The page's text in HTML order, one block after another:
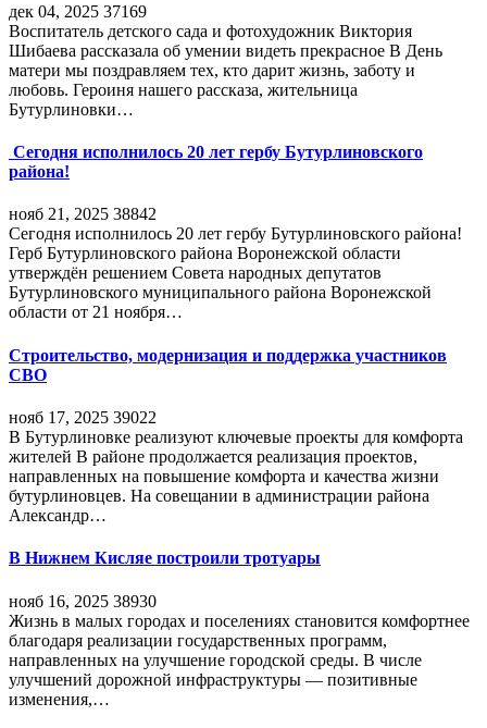
дек 04, 2025 37169
Воспитатель детского сада и фотохудожник Виктория
Шибаева рассказала об умении видеть прекрасное В День
матери мы поздравляем тех, кто дарит жизнь, заботу и
любовь. Героиня нашего рассказа, жительница
Бутурлиновки…
Сегодня исполнилось 20 лет гербу Бутурлиновского
района!
нояб 21, 2025 38842
Сегодня исполнилось 20 лет гербу Бутурлиновского района!
Герб Бутурлиновского района Воронежской области
утверждён решением Совета народных депутатов
Бутурлиновского муниципального района Воронежской
области от 21 ноября…
Строительство, модернизация и поддержка участников
СВО
нояб 17, 2025 39022
В Бутурлиновке реализуют ключевые проекты для комфорта
жителей В районе продолжается реализация проектов,
направленных на повышение комфорта и качества жизни
бутурлиновцев. На совещании в администрации района
Александр…
В Нижнем Кисляе построили тротуары
нояб 16, 2025 38930
Жизнь в малых городах и поселениях становится комфортнее
благодаря реализации государственных программ,
направленных на улучшение городской среды. В числе
улучшений дорожной инфраструктуры — позитивные
изменения,…